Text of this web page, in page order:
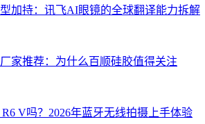
加持：讯飞AI眼镜的全球翻译能力拆解
家推荐：为什么百顺硅胶值得关注
V吗？2026年蓝牙无线拍摄上手体验